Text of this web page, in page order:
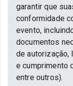
garantir que
conformidade
evento,
documentos
de autorização,
e cumprimento
entre outros).